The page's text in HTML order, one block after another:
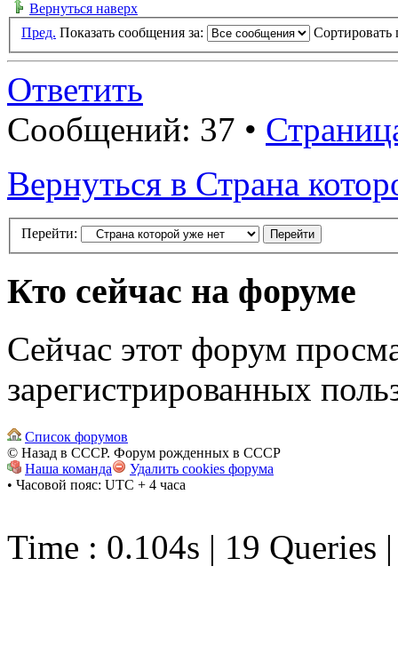
Вернуться наверх
Пред. Показать сообщения за: Сортировать
Ответить
Сообщений: 37 •
Вернуться в Страна
Перейти:
Кто сейчас на форуме
Сейчас этот форум
зарегистрированных
Список форумов
© Назад в СССР. Форум рожденных в СССР
Наша команда
Удалить cookies форума
• Часовой пояс: UTC + 4 часа
Time : 0.104s | 19 Queries